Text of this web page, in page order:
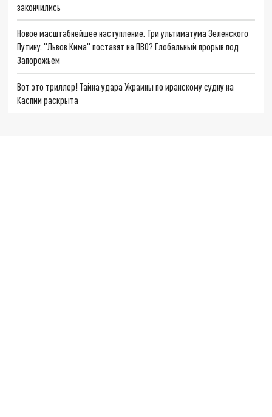
закончились
Новое масштабнейшее наступление. Три ультиматума Зеленского
Путину. "Львов Кима" поставят на ПВО? Глобальный прорыв под
Запорожьем
Вот это триллер! Тайна удара Украины по иранскому судну на
Каспии раскрыта